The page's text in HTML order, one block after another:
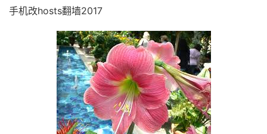
手机改hosts翻墙2017